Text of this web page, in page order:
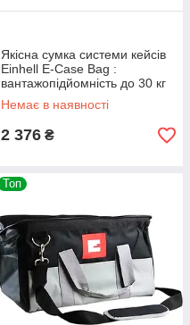
Якісна сумка системи кейсів
Einhell E-Case Bag :
вантажопідйомність до 30 кг
(4540036)
Немає в наявності
2 376 ₴
Топ